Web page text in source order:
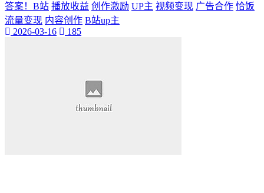
答案！B站 播放收益 创作激励 UP主 视频变现 广告合作 恰饭
流量变现 内容创作 B站up主
2026-03-16
185